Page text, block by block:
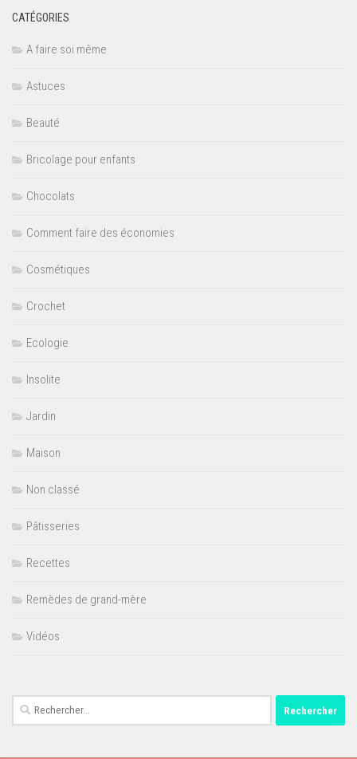
CATÉGORIES
A faire soi même
Astuces
Beauté
Bricolage pour enfants
Chocolats
Comment faire des économies
Cosmétiques
Crochet
Ecologie
Insolite
Jardin
Maison
Non classé
Pâtisseries
Recettes
Remèdes de grand-mère
Vidéos
Rechercher :